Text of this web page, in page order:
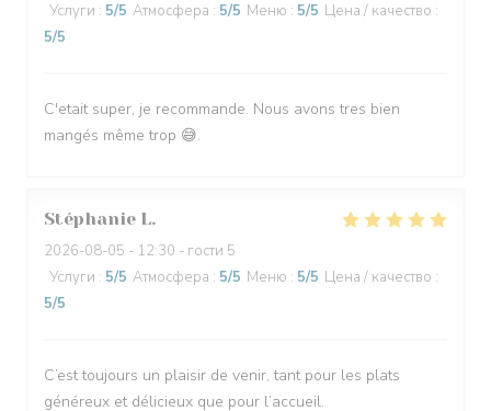
Услуги : 5/5 Атмосфера : 5/5 Меню : 5/5 Цена / качество :
5/5
C'etait super, je recommande. Nous avons tres bien
mangés même trop 😅.
Stéphanie L
2026-08-05 - 12:30 - гости 5
Услуги : 5/5 Атмосфера : 5/5 Меню : 5/5 Цена / качество :
5/5
C’est toujours un plaisir de venir, tant pour les plats
généreux et délicieux que pour l’accueil.